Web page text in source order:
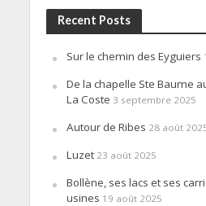
Recent Posts
Sur le chemin des Eyguiers
De la chapelle Ste Baume
La Coste 3 septembre 2025
Autour de Ribes 28 août
Luzet 23 août 2025
Bollène, ses lacs et ses
usines 19 août 2025